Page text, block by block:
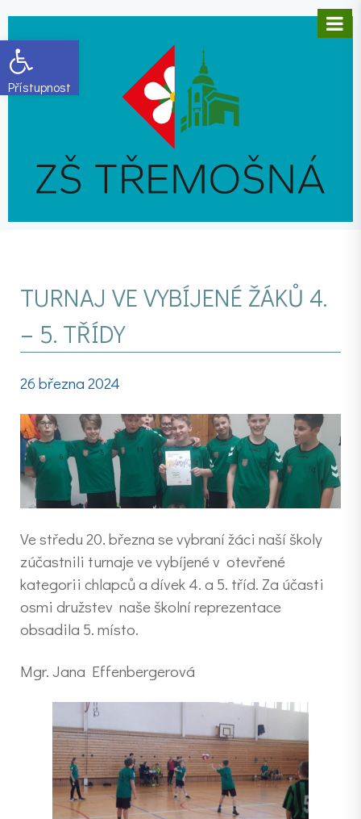
Open toolbar
TURNAJ VE VYBÍJENÉ ŽÁKŮ 4.
– 5. TŘÍDY
26 března 2024
Ve středu 20. března se vybraní žáci naší školy
zúčastnili turnaje ve vybíjené v otevřené
kategorii chlapců a dívek 4. a 5. tříd. Za účasti
osmi družstev naše školní reprezentace
obsadila 5. místo.
Mgr. Jana Effenbergerová